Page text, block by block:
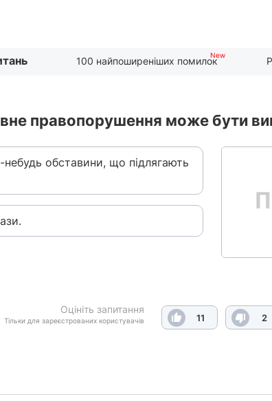
100 найпоширеніших помилок
правопорушення може бути
небудь обставини, що підлягають
Оцініть запитання
Тільки для зареєстрованих користувачів 11 2